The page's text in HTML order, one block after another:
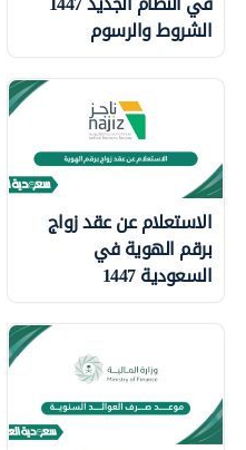
الشروط والرسوم
الاستعلام عن عقد زواج
برقم الهوية في
السعودية 1447